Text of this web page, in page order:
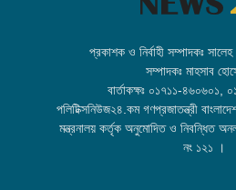
প্রকাশক ও নির্বাহী সম্পাদকঃ
সম্পাদকঃ মাহসাব
বার্তাকক্ষঃ ০১৭১১-৪৬০৬০১,
পলিটিক্সনিউজ২৪.কম গণপ্রজাতন্ত্রী
মন্ত্রনালয় কর্তৃক অনুমোদিত ও নিবন্ধিত
নং ১২১ ।